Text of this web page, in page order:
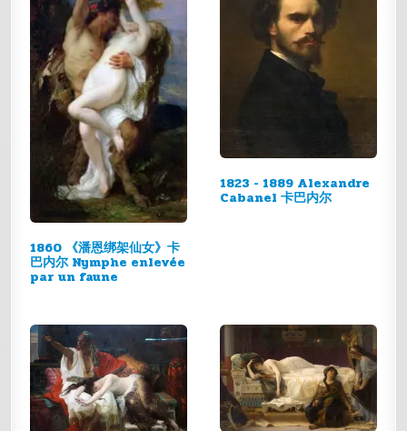
1860 《潘恩绑架仙女》卡
巴内尔 Nymphe enlevée
par un faune
1823 - 1889 Alexandre
Cabanel 卡巴内尔